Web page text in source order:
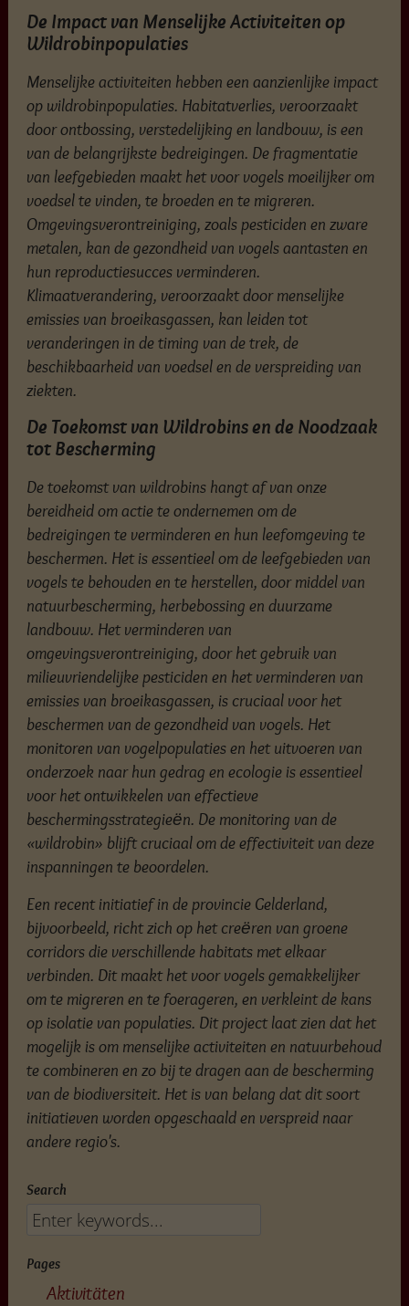
De Impact van Menselijke Activiteiten op
Wildrobinpopulaties
Menselijke activiteiten hebben een aanzienlijke impact
op wildrobinpopulaties. Habitatverlies, veroorzaakt
door ontbossing, verstedelijking en landbouw, is een
van de belangrijkste bedreigingen. De fragmentatie
van leefgebieden maakt het voor vogels moeilijker om
voedsel te vinden, te broeden en te migreren.
Omgevingsverontreiniging, zoals pesticiden en zware
metalen, kan de gezondheid van vogels aantasten en
hun reproductiesucces verminderen.
Klimaatverandering, veroorzaakt door menselijke
emissies van broeikasgassen, kan leiden tot
veranderingen in de timing van de trek, de
beschikbaarheid van voedsel en de verspreiding van
ziekten.
De Toekomst van Wildrobins en de Noodzaak
tot Bescherming
De toekomst van wildrobins hangt af van onze
bereidheid om actie te ondernemen om de
bedreigingen te verminderen en hun leefomgeving te
beschermen. Het is essentieel om de leefgebieden van
vogels te behouden en te herstellen, door middel van
natuurbescherming, herbebossing en duurzame
landbouw. Het verminderen van
omgevingsverontreiniging, door het gebruik van
milieuvriendelijke pesticiden en het verminderen van
emissies van broeikasgassen, is cruciaal voor het
beschermen van de gezondheid van vogels. Het
monitoren van vogelpopulaties en het uitvoeren van
onderzoek naar hun gedrag en ecologie is essentieel
voor het ontwikkelen van effectieve
beschermingsstrategieën. De monitoring van de
«wildrobin» blijft cruciaal om de effectiviteit van deze
inspanningen te beoordelen.
Een recent initiatief in de provincie Gelderland,
bijvoorbeeld, richt zich op het creëren van groene
corridors die verschillende habitats met elkaar
verbinden. Dit maakt het voor vogels gemakkelijker
om te migreren en te foerageren, en verkleint de kans
op isolatie van populaties. Dit project laat zien dat het
mogelijk is om menselijke activiteiten en natuurbehoud
te combineren en zo bij te dragen aan de bescherming
van de biodiversiteit. Het is van belang dat dit soort
initiatieven worden opgeschaald en verspreid naar
andere regio's.
Search
Pages
Aktivitäten